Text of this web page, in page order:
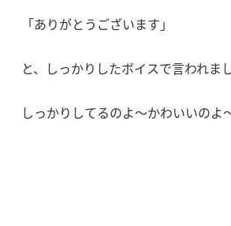
「ありがとうございます」
と、しっかりしたボイスで言われまし
しっかりしてるのよ〜かわいいのよ